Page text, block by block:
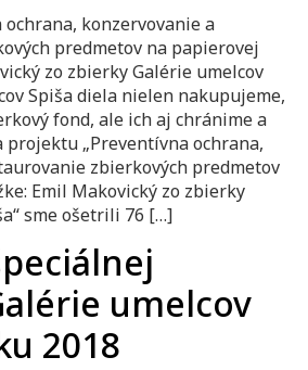
konzervovanie a
predmetov na papierovej
zo zbierky Galérie umelcov
Spiša diela nielen nakupujeme,
fond, ale ich aj chránime a
projektu „Preventívna ochrana,
zbierkových predmetov
Emil Makovický zo zbierky
sme ošetrili 76 […]
umelcov
2018